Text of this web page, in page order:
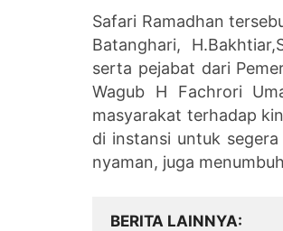
Safari Ramadhan
Batanghari,
serta pejabat dari
Wagub H Fachrori
masyarakat terhadap
di instansi untuk
nyaman, juga
BERITA LAINNYA